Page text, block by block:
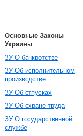
Основные Законы
Украины
ЗУ О банкротстве
ЗУ Об исполнительном
производстве
ЗУ Об отпусках
ЗУ Об охране труда
ЗУ О государственной
службе